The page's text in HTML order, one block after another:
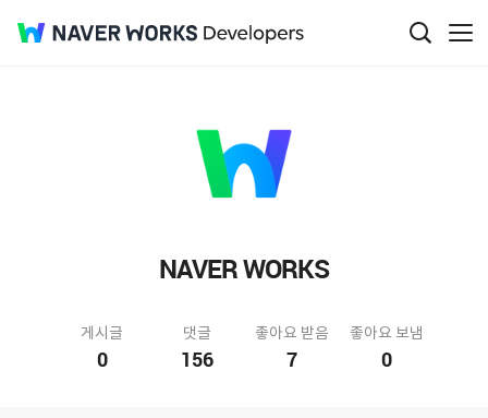
NAVER WORKS
게시글
0
댓글
156
좋아요 받음
7
좋아요 보냄
0